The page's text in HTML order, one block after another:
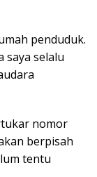
penduduk.
saya selalu
nomor
berpisah
tentu